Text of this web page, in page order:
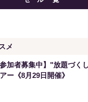
メ
参加者募集中】"放題づく
ー《8月29日開催》